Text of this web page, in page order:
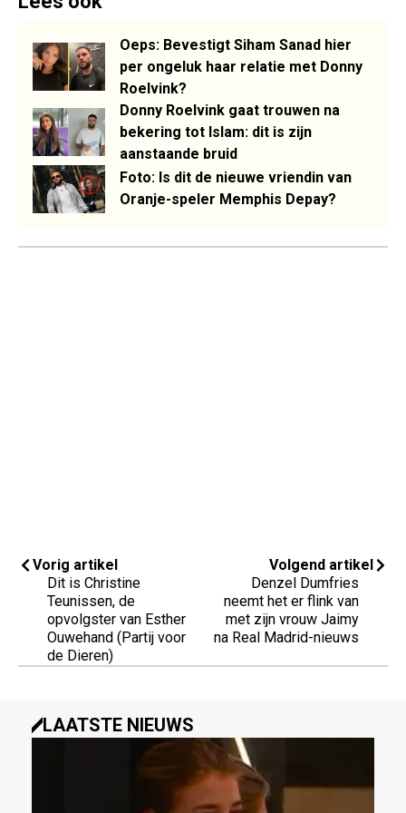
Oeps: Bevestigt Siham Sanad hier
per ongeluk haar relatie met Donny
Roelvink?
Donny Roelvink gaat trouwen na
bekering tot Islam: dit is zijn
aanstaande bruid
Foto: Is dit de nieuwe vriendin van
Oranje-speler Memphis Depay?
Vorig artikel
Dit is Christine
Teunissen, de
opvolgster van Esther
Ouwehand (Partij voor
de Dieren)
Volgend artikel
Denzel Dumfries
neemt het er flink van
met zijn vrouw Jaimy
na Real Madrid-nieuws
LAATSTE NIEUWS